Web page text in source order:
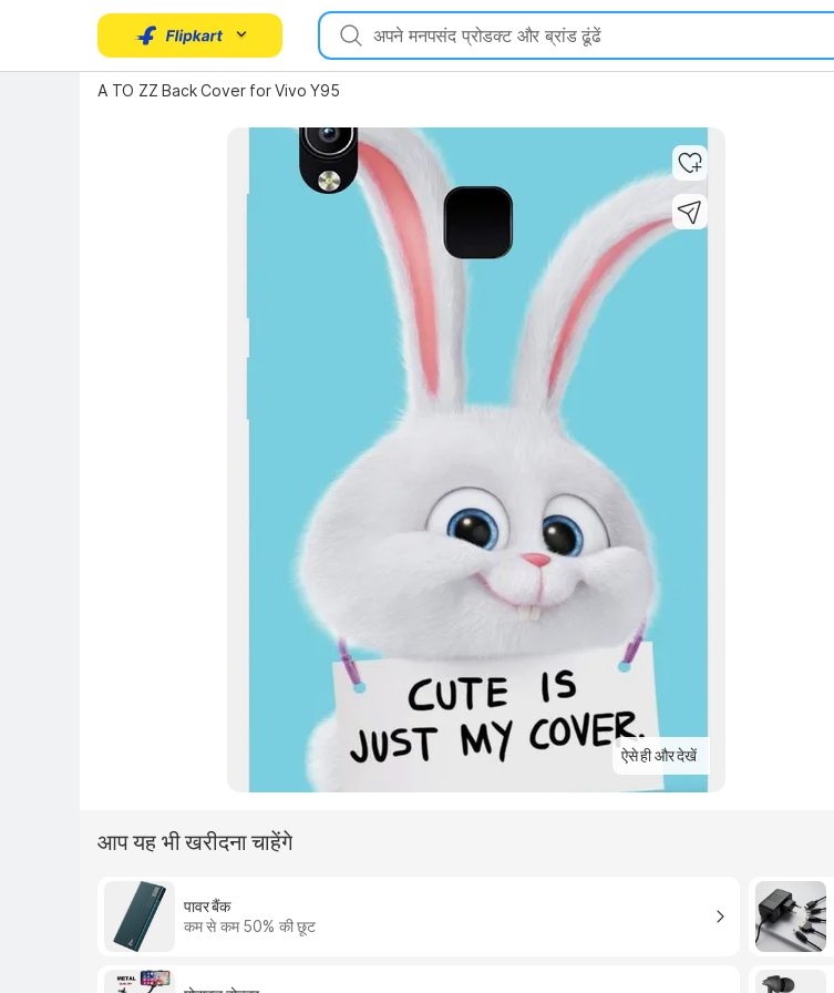
A TO ZZ Back Cover for Vivo Y95
Key Highlights
ऐसे ही और देखें
आप यह भी खरीदना चाहेंगे
पावर बैंक
कम से कम 50% की छूट